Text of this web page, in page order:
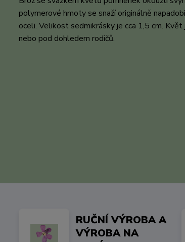
polymerové hmoty se snaží originálně
oceli. Velikost sedmikrásky je cca 1,5 cm.
nebo pod dohledem rodičů.
RUČNÍ VÝROBA A
VÝROBA NA